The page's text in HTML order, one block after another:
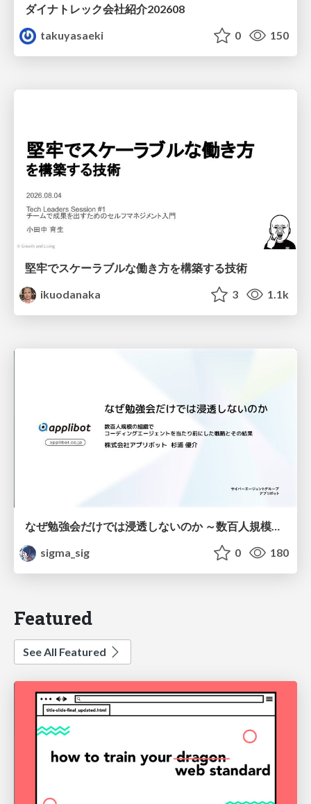
ダイナトレック会社紹介202608
takuyasaeki
0 150
堅牢でスケーラブルな働き方を構築する技術
ikuodanaka
3 1.1k
なぜ勉強会だけでは浸透しないのか ～数百人規模の組織でコーディングエージェントを当たり前にした戦略とその結果～
sigma_sig
0 180
Featured
See All Featured